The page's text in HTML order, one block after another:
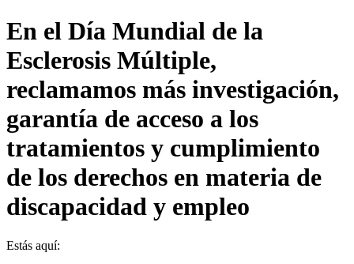
En el Día Mundial de la
Esclerosis Múltiple,
reclamamos más investigación,
garantía de acceso a los
tratamientos y cumplimiento
de los derechos en materia de
discapacidad y empleo
Estás aquí: